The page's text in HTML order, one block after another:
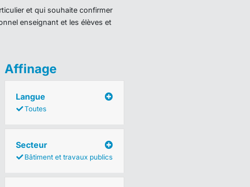
et qui souhaite confirmer
enseignant et les élèves et
Affinage
Langue
Toutes
Secteur
Bâtiment et travaux publics